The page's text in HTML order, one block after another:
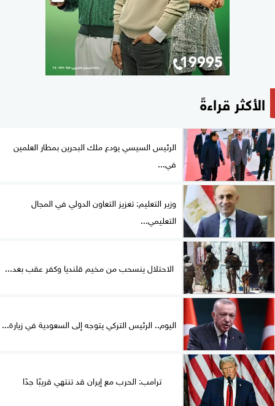
الأكثر قراءةً
الرئيس السيسي يودع ملك البحرين بمطار العلمين
في...
وزير التعليم: تعزيز التعاون الدولي في المجال
التعليمي...
الاحتلال ينسحب من مخيم قلنديا وكفر عقب بعد...
اليوم.. الرئيس التركي يتوجه إلى السعودية في زيارة...
ترامب: الحرب مع إيران قد تنتهي قريبًا جدًا